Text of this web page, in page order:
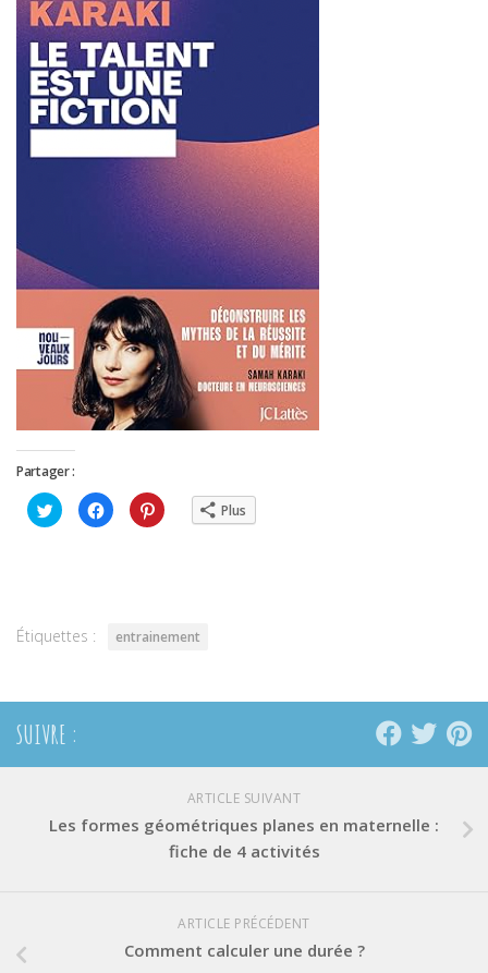
Partager :
Cliquez
pour
partager
Cliquez
pour
partager
Cliquez
pour Plus
Étiquettes : entrainement
SUIVRE :
ARTICLE SUIVANT
Les formes géométriques planes en maternelle :
fiche de 4 activités
ARTICLE PRÉCÉDENT
Comment calculer une durée ?